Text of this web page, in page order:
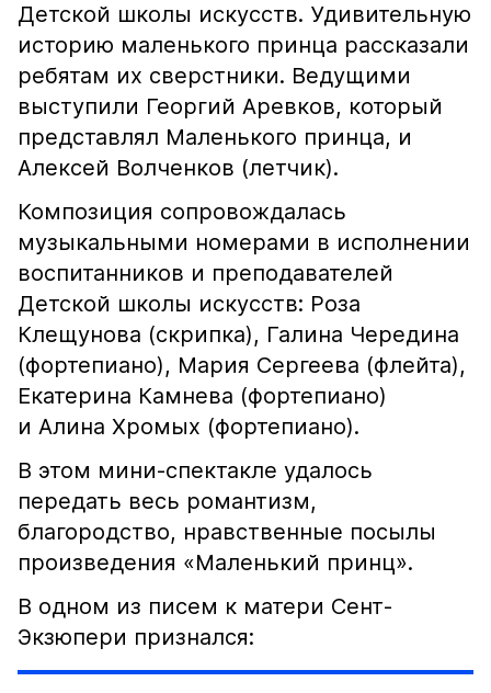
Детской школы искусств. Удивительную
историю маленького принца рассказали
ребятам их сверстники. Ведущими
выступили Георгий Аревков, который
представлял Маленького принца, и
Алексей Волченков (летчик).
Композиция сопровождалась
музыкальными номерами в исполнении
воспитанников и преподавателей
Детской школы искусств: Роза
Клещунова (скрипка), Галина Чередина
(фортепиано), Мария Сергеева (флейта),
Екатерина Камнева (фортепиано)
и Алина Хромых (фортепиано).
В этом мини-спектакле удалось
передать весь романтизм,
благородство, нравственные посылы
произведения «Маленький принц».
В одном из писем к матери Сент-
Экзюпери признался: